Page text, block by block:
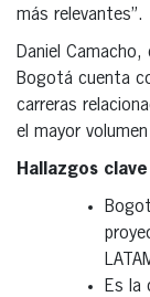
más relevantes”.
Daniel
Bogotá cuenta
carreras
el mayor
Hallazgos
Es la